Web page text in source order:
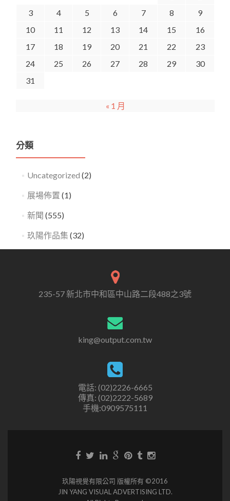
3
4 5 6 7 8
9
10
11 12 13 14 15
16
17
18 19 20 21 22
23
24
25 26 27 28 29
30
31
« 1 月
分類
Uncategorized (2)
展場佈置 (1)
新聞 (555)
玖陽作品集 (32)
235-57 新北市中和區中山路二段488之3號
king@output.com.tw
電話: (02)2226-6665
傳真: (02)2222-5689
手機:0909575111
玖陽視覺有限公司 版權所有 ©2016
JIN YANG VISUAL ADVERTISING LTD.